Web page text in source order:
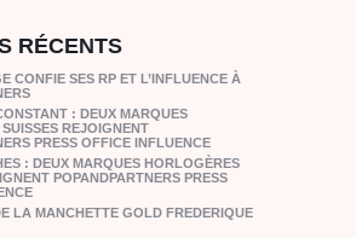
RÉCENTS
CONFIE SES RP ET L’INFLUENCE À
: DEUX MARQUES
REJOIGNENT
PRESS OFFICE INFLUENCE
: DEUX MARQUES HORLOGÈRES
POPANDPARTNERS PRESS
LA MANCHETTE GOLD FREDERIQUE